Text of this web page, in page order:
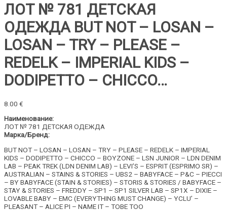
ЛОТ № 781 ДЕТСКАЯ
ОДЕЖДА BUT NOT – LOSAN –
LOSAN – TRY – PLEASE –
REDELK – IMPERIAL KIDS –
DODIPETTO – CHICCO…
8.00 €
Наименование:
ЛОТ № 781 ДЕТСКАЯ ОДЕЖДА
Марка/Бренд:
BUT NOT – LOSAN – LOSAN – TRY – PLEASE – REDELK – IMPERIAL
KIDS – DODIPETTO – CHICCO – BOYZONE – LSN JUNIOR – LDN DENIM
LAB – PEAK TREK (LDN DENIM LAB) – LEVI’S – ESPRIT (ESPRIMO SR) –
AUSTRALIAN – STAINS & STORIES – UBS2 – BABYFACE – P&C – PIECCI
– BY BABYFACE (STAIN & STORIES) – STORIS & STORIES / BABYFACE –
STAY & STORIES – FREDDY – SP1 – SP1 SILVER LAB – SP1X – DIXIE –
LOVABLE BABY – EMC (EVERYTHING MUST CHANGE) – YCLU’ –
PLEASANT – ALICE PI – NAME IT – TOBE TOO